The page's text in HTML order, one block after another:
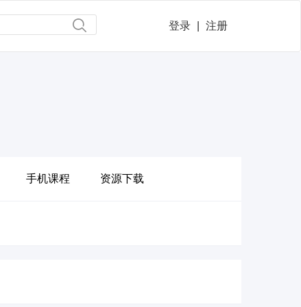
登录 注册
手机课程 资源下载